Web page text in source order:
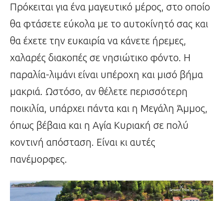
Πρόκειται για ένα μαγευτικό μέρος, στο οποίο
θα φτάσετε εύκολα με το αυτοκίνητό σας και
θα έχετε την ευκαιρία να κάνετε ήρεμες,
χαλαρές διακοπές σε νησιώτικο φόντο. Η
παραλία-λιμάνι είναι υπέροχη και μισό βήμα
μακριά. Ωστόσο, αν θέλετε περισσότερη
ποικιλία, υπάρχει πάντα και η Μεγάλη Άμμος,
όπως βέβαια και η Αγία Κυριακή σε πολύ
κοντινή απόσταση. Είναι κι αυτές
πανέμορφες.